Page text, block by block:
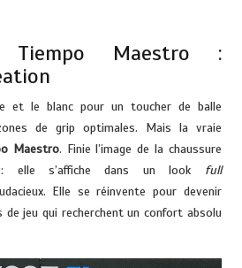
Tiempo Maestro :
et le blanc pour un toucher de balle
de grip optimales. Mais la vraie
Maestro. Finie l’image de la chaussure
elle s’affiche dans un look full
Elle se réinvente pour devenir
de jeu qui recherchent un confort absolu